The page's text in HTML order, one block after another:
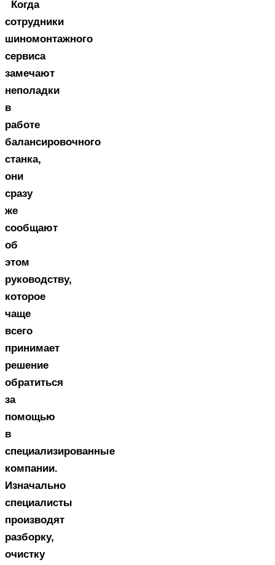
Когда
сотрудники
шиномонтажного
сервиса
замечают
неполадки
в
работе
балансировочного
станка,
они
сразу
же
сообщают
об
этом
руководству,
которое
чаще
всего
принимает
решение
обратиться
за
помощью
в
специализированные
компании.
Изначально
специалисты
производят
разборку,
очистку